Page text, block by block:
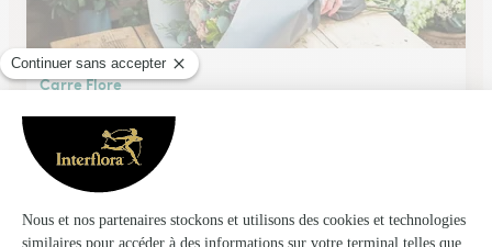
Carre Flore
Reims
★4.1 (130)
25, boulevard Victor Lambert